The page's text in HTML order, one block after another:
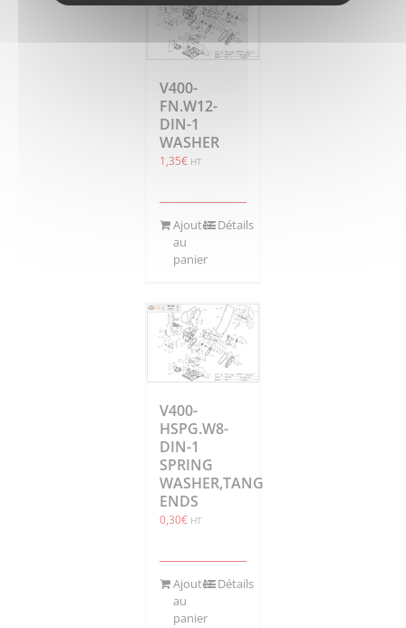
V400-
FN.W12-
DIN-1
WASHER
1,35€ HT
Ajouter
au
panier
Détails
V400-
HSPG.W8-
DIN-1
SPRING
WASHER,TANG
ENDS
0,30€ HT
Ajouter
au
panier
Détails